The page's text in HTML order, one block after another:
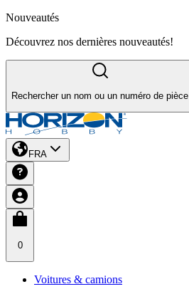
Nouveautés
Découvrez nos dernières nouveautés!
Rechercher un nom ou un numéro de pièce
FRA
0
Voitures & camions